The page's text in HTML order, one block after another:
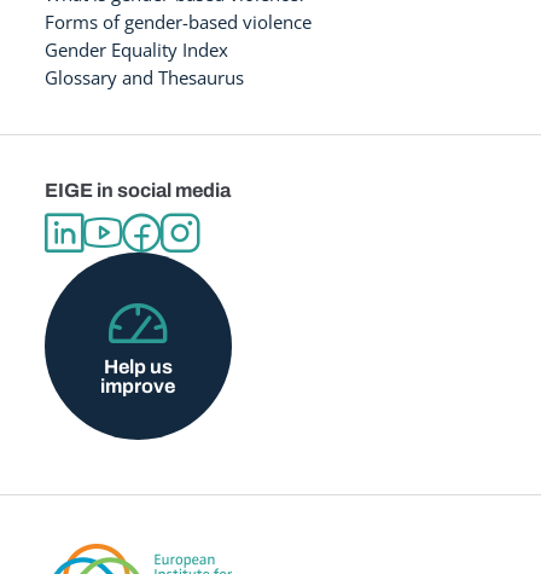
Forms of gender-based violence
Gender Equality Index
Glossary and Thesaurus
EIGE in social media
Help us
improve